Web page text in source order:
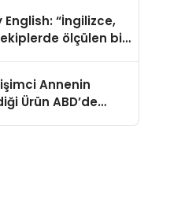
English: “İngilizce,
ölçülen bir
Annenin
Ürün ABD’de